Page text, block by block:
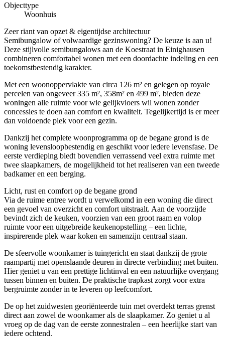
Objecttype
Woonhuis
Zeer riant van opzet & eigentijdse architectuur
Semibungalow of volwaardige gezinswoning? De keuze is aan u!
Deze stijlvolle semibungalows aan de Koestraat in Einighausen
combineren comfortabel wonen met een doordachte indeling en een
toekomstbestendig karakter.
Met een woonoppervlakte van circa 126 m² en gelegen op royale
percelen van ongeveer 335 m², 358m² en 499 m², bieden deze
woningen alle ruimte voor wie gelijkvloers wil wonen zonder
concessies te doen aan comfort en kwaliteit. Tegelijkertijd is er meer
dan voldoende plek voor een gezin.
Dankzij het complete woonprogramma op de begane grond is de
woning levensloopbestendig en geschikt voor iedere levensfase. De
eerste verdieping biedt bovendien verrassend veel extra ruimte met
twee slaapkamers, de mogelijkheid tot het realiseren van een tweede
badkamer en een berging.
Licht, rust en comfort op de begane grond
Via de ruime entree wordt u verwelkomd in een woning die direct
een gevoel van overzicht en comfort uitstraalt. Aan de voorzijde
bevindt zich de keuken, voorzien van een groot raam en volop
ruimte voor een uitgebreide keukenopstelling – een lichte,
inspirerende plek waar koken en samenzijn centraal staan.
De sfeervolle woonkamer is tuingericht en staat dankzij de grote
raampartij met openslaande deuren in directe verbinding met buiten.
Hier geniet u van een prettige lichtinval en een natuurlijke overgang
tussen binnen en buiten. De praktische trapkast zorgt voor extra
bergruimte zonder in te leveren op leefcomfort.
De op het zuidwesten georiënteerde tuin met overdekt terras grenst
direct aan zowel de woonkamer als de slaapkamer. Zo geniet u al
vroeg op de dag van de eerste zonnestralen – een heerlijke start van
iedere ochtend.